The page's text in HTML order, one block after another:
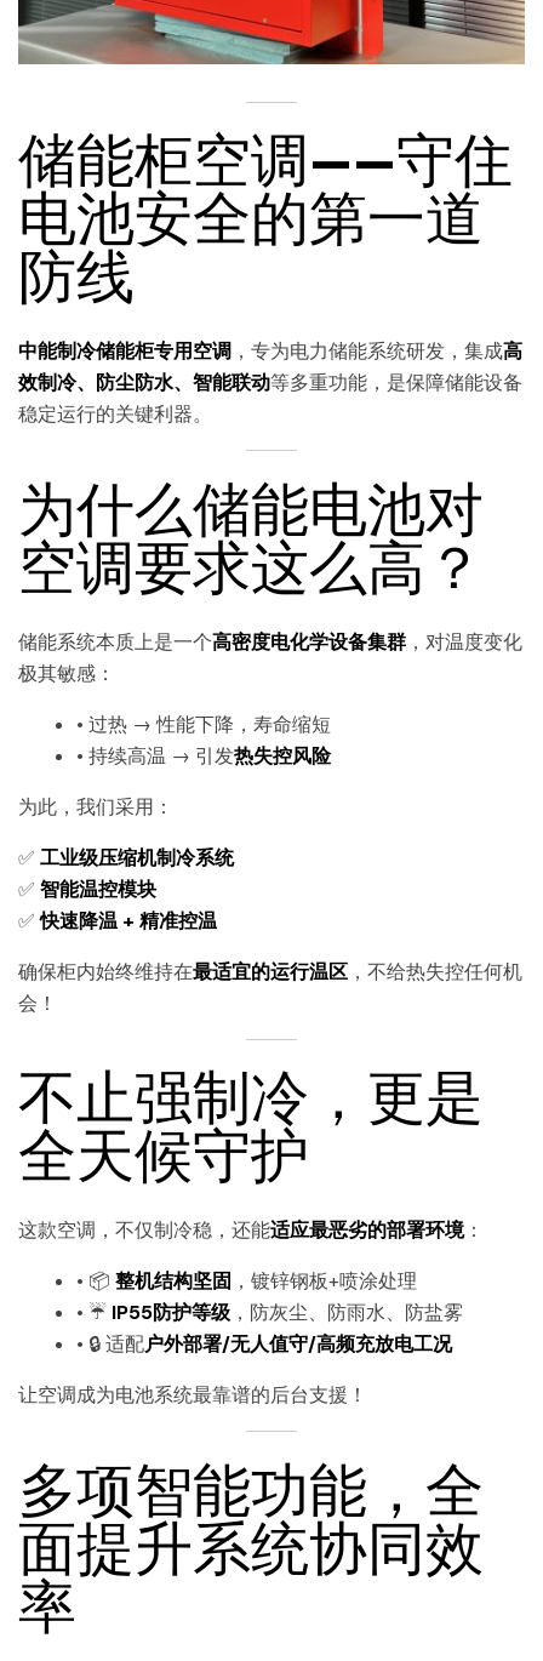
储能柜空调——守住
电池安全的第一道
防线
中能制冷储能柜专用空调 ，专为电力储能系统研发，集成高
效制冷、防尘防水、智能联动等多重功能，是保障储能设备
稳定运行的关键利器。
为什么储能电池对
空调要求这么高？
储能系统本质上是一个高密度电化学设备集群 ，对温度变化
极其敏感：
• 过热 → 性能下降，寿命缩短
• 持续高温 → 引发热失控风险
为此，我们采用：
✅ 工业级压缩机制冷系统
✅ 智能温控模块
✅快速降温 + 精准控温
确保柜内始终维持在最适宜的运行温区 ，不给热失控任何机
会！
不止强制冷，更是
全天候守护
这款空调，不仅制冷稳，还能适应最恶劣的部署环境：
• 📦 整机结构坚固 ，镀锌钢板+喷涂处理
• ☔ IP55防护等级，防灰尘、防雨水、防盐雾
• 🔒 适配户外部署/无人值守/高频充放电工况
让空调成为电池系统最靠谱的后台支援！
多项智能功能，全
面提升系统协同效
率